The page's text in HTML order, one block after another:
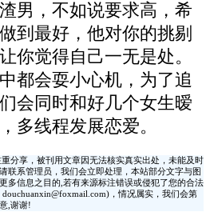
男，不如说要求高，希
到最好，他对你的挑剔
你觉得自己一无是处。
都会耍小心机，为了追
会同时和好几个女生暧
多线程发展恋爱。
分享，被刊用文章因无法核实真实出处，未能及时
联系管理员，我们会立即处理，本站部分文字与图
多信息之目的,若有来源标注错误或侵犯了您的合法
，情况属实，我们会第
,谢谢!